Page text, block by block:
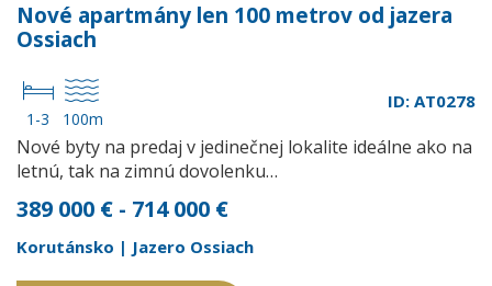
Nové apartmány len 100 metrov od jazera
Ossiach
1-3 100m
ID: AT0278
Nové byty na predaj v jedinečnej lokalite ideálne ako na
letnú, tak na zimnú dovolenku…
389 000 € - 714 000 €
Korutánsko | Jazero Ossiach